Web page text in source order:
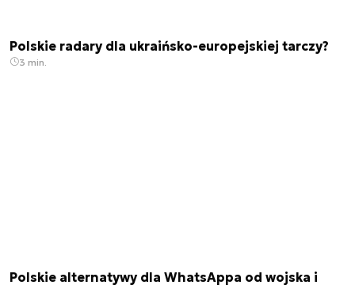
Polskie radary dla ukraińsko-europejskiej tarczy?
3 min.
Polskie alternatywy dla WhatsAppa od wojska i